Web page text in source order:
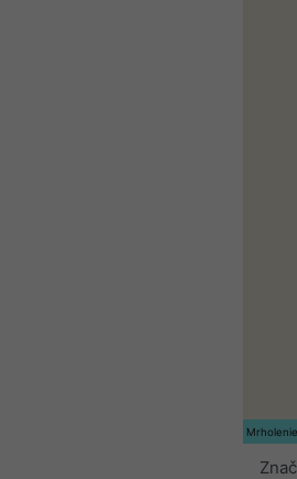
Mrholenie